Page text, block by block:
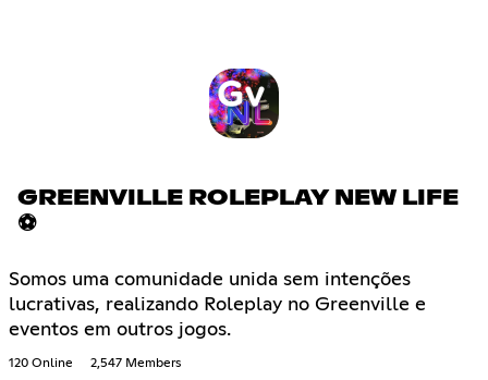
GREENVILLE ROLEPLAY NEW LIFE
⚽
Somos uma comunidade unida sem intenções
lucrativas, realizando Roleplay no Greenville e
eventos em outros jogos.
120 Online 2,547 Members